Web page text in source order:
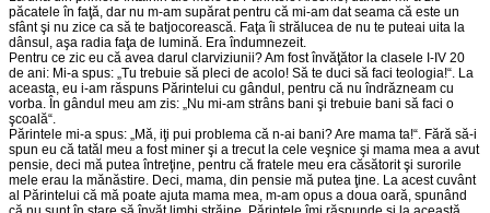
păcatele în faţă, dar nu m-am supărat pentru că mi-am dat seama că este un
sfânt şi nu zice ca să te batjocorească. Faţa îi strălucea de nu te puteai uita la
dânsul, aşa radia faţa de lumină. Era îndumnezeit.
Pentru ce zic eu că avea darul clarviziunii? Am fost învăţător la clasele I-IV 20
de ani: Mi-a spus: „Tu trebuie să pleci de acolo! Să te duci să faci teologia!“. La
aceasta, eu i-am răspuns Părintelui cu gândul, pentru că nu îndrăzneam cu
vorba. În gândul meu am zis: „Nu mi-am strâns bani şi trebuie bani să faci o
şcoală“.
Părintele mi-a spus: „Mă, iţi pui problema că n-ai bani? Are mama ta!“. Fără să-i
spun eu că tatăl meu a fost miner şi a trecut la cele veşnice şi mama mea a avut
pensie, deci mă putea întreţine, pentru că fratele meu era căsătorit şi surorile
mele erau la mănăstire. Deci, mama, din pensie mă putea ţine. La acest cuvânt
al Părintelui că mă poate ajuta mama mea, m-am opus a doua oară, spunând